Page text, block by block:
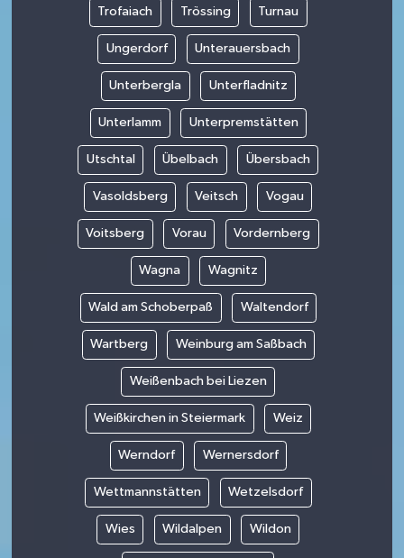
Trofaiach Trössing Turnau
Ungerdorf Unterauersbach
Unterbergla Unterfladnitz
Unterlamm Unterpremstätten
Utschtal Übelbach Übersbach
Vasoldsberg Veitsch Vogau
Voitsberg Vorau Vordernberg
Wagna Wagnitz
Wald am Schoberpaß Waltendorf
Wartberg Weinburg am Saßbach
Weißenbach bei Liezen
Weißkirchen in Steiermark Weiz
Werndorf Wernersdorf
Wettmannstätten Wetzelsdorf
Wies Wildalpen Wildon